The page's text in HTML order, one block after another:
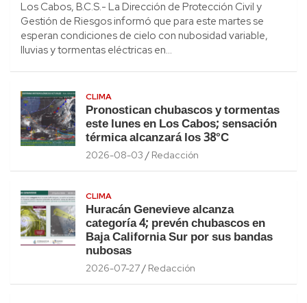
Los Cabos, B.C.S.- La Dirección de Protección Civil y
Gestión de Riesgos informó que para este martes se
esperan condiciones de cielo con nubosidad variable,
lluvias y tormentas eléctricas en…
CLIMA
Pronostican chubascos y tormentas
este lunes en Los Cabos; sensación
térmica alcanzará los 38°C
2026-08-03 Redacción
CLIMA
Huracán Genevieve alcanza
categoría 4; prevén chubascos en
Baja California Sur por sus bandas
nubosas
2026-07-27 Redacción